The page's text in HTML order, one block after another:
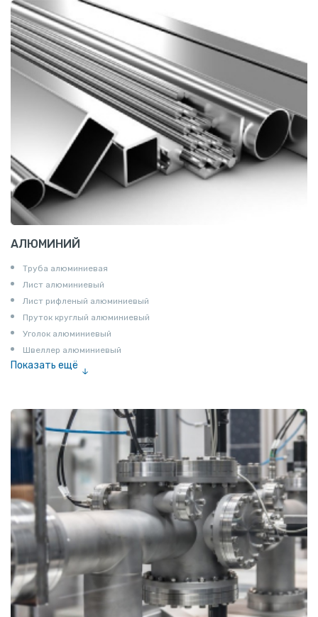
АЛЮМИНИЙ
Труба алюминиевая
Лист алюминиевый
Лист рифленый алюминиевый
Пруток круглый алюминиевый
Уголок алюминиевый
Швеллер алюминиевый
Показать ещё
Шина электротехническая
Алюминиевая плита
Z профиль алюминиевый
Т профиль алюминиевый
Пруток квадратный алюминиевый
Полоса алюминиевая
Пруток шестигранный алюминиевый